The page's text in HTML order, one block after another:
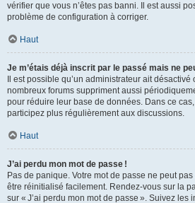
vérifier que vous n’êtes pas banni. Il est aussi
problème de configuration à corriger.
Haut
Je m’étais déjà inscrit par le passé mais ne
Il est possible qu’un administrateur ait
nombreux forums suppriment aussi
pour réduire leur base de données. Dans ce
participez plus régulièrement aux discussions.
Haut
J’ai perdu mon mot de passe !
Pas de panique. Votre mot de passe ne peut
être réinitialisé facilement. Rendez-vous sur la
sur « J’ai perdu mon mot de passe ». Suivez les